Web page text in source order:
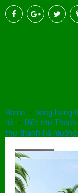
Home › bang-
hà › Biệt thự Thanh
thự thanh hà